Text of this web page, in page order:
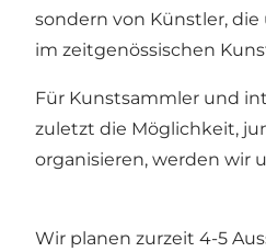
sondern von Künstler,
im zeitgenössischen
Für Kunstsammler und
zuletzt die Möglichkeit,
organisieren, werden wir
Wir planen zurzeit 4-5